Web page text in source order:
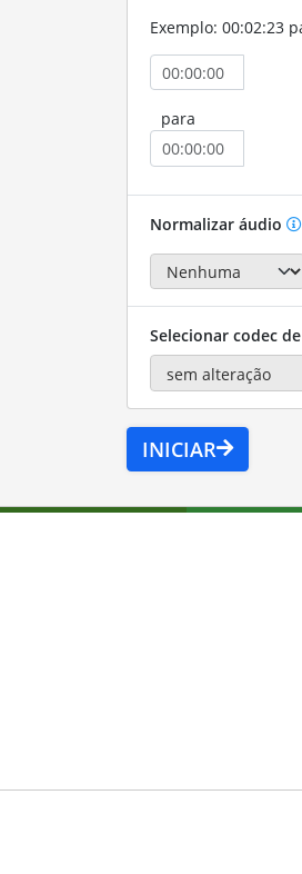
Exemplo: 00:02:23
para
Normalizar áudio
Selecionar codec
INICIAR